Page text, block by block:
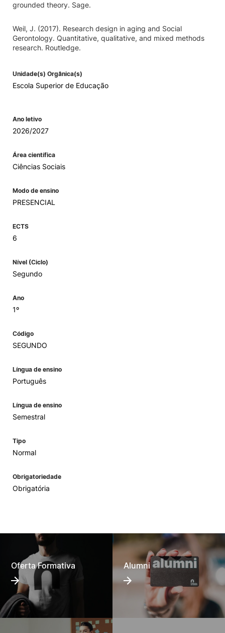
grounded theory. Sage.
Weil, J. (2017). Research design in aging and Social
Gerontology. Quantitative, qualitative, and mixed methods
research. Routledge.
Unidade(s) Orgânica(s)
Escola Superior de Educação
Ano letivo
2026/2027
Área científica
Ciências Sociais
Modo de ensino
PRESENCIAL
ECTS
6
Nível (Ciclo)
Segundo
Ano
1º
Código
SEGUNDO
Língua de ensino
Português
Língua de ensino
Semestral
Tipo
Normal
Obrigatoriedade
Obrigatória
Oferta Formativa Alumni